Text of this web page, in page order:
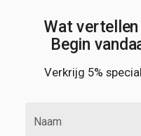
Wat
Begin
Verkrijg 5%
Naam